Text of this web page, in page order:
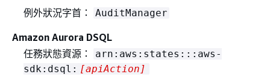
例外狀況字首： AuditManager
Amazon Aurora DSQL
任務狀態資源：
arn:aws:states:::aws-
sdk:dsql: [apiAction]